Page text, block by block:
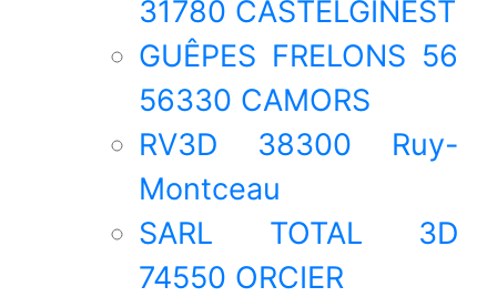
31780 CASTELGINEST
GUÊPES FRELONS 56
56330 CAMORS
RV3D 38300 Ruy-
Montceau
SARL TOTAL 3D
74550 ORCIER